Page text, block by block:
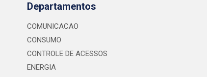
Departamentos
COMUNICACAO
CONSUMO
CONTROLE DE ACESSOS
ENERGIA